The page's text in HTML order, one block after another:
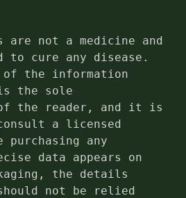
are not a medicine and
to cure any disease.
the information
the sole
the reader, and it is
consult a licensed
purchasing any
data appears on
the details
not be relied